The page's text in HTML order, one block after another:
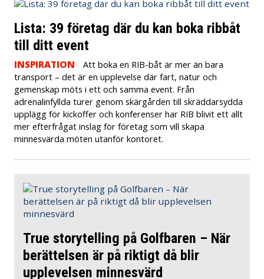
Lista: 39 företag där du kan boka ribbåt
till ditt event
INSPIRATION
Att boka en RIB-båt är mer än bara
transport – det är en upplevelse där fart, natur och
gemenskap möts i ett och samma event. Från
adrenalinfyllda turer genom skärgården till skräddarsydda
upplägg för kickoffer och konferenser har RIB blivit ett allt
mer efterfrågat inslag för företag som vill skapa
minnesvärda möten utanför kontoret.
True storytelling på Golfbaren – När
berättelsen är på riktigt då blir
upplevelsen minnesvärd